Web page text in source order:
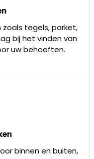
zoals tegels, parket,
bij het vinden van
uw behoeften.
binnen en buiten,